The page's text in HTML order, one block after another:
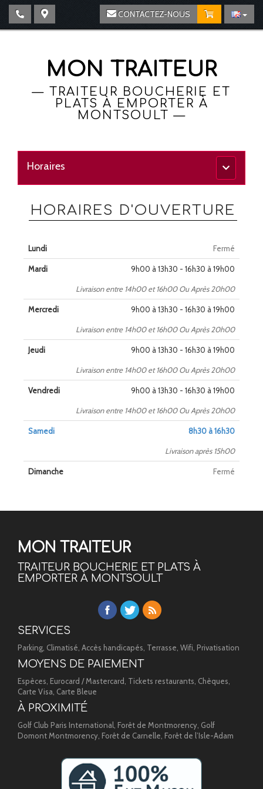
CONTACTEZ-NOUS
MON TRAITEUR
— TRAITEUR BOUCHERIE ET
PLATS À EMPORTER À
MONTSOULT—
Menu
principal
Horaires
HORAIRES D'OUVERTURE
Lundi Fermé
Mardi 9h00 à 13h30 - 16h30 à 19h00
Livraison entre 14h00 et 16h00 Ou Après 20h00
Mercredi 9h00 à 13h30 - 16h30 à 19h00
Livraison entre 14h00 et 16h00 Ou Après 20h00
Jeudi 9h00 à 13h30 - 16h30 à 19h00
Livraison entre 14h00 et 16h00 Ou Après 20h00
Vendredi 9h00 à 13h30 - 16h30 à 19h00
Livraison entre 14h00 et 16h00 Ou Après 20h00
Samedi 8h30 à 16h30
Livraison après 15h00
Dimanche Fermé
MON TRAITEUR
TRAITEUR BOUCHERIE ET PLATS À
EMPORTER À MONTSOULT
SERVICES
Parking, Climatisé, Accès handicapés, Terrasse, Wifi, Privatisation
MOYENS DE PAIEMENT
Espèces, Eurocard / Mastercard, Tickets restaurants, Chèques,
Carte Visa, Carte Bleue
À PROXIMITÉ
Golf Club Paris International, Forêt de Montmorency, Golf
Domont Montmorency, Forêt de Carnelle, Forêt de l’Isle-Adam